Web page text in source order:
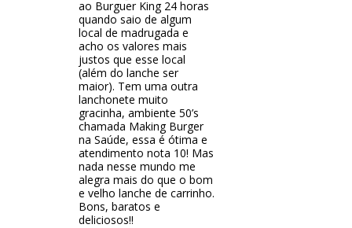
ao Burguer King 24 horas
quando saio de algum
local de madrugada e
acho os valores mais
justos que esse local
(além do lanche ser
maior). Tem uma outra
lanchonete muito
gracinha, ambiente 50’s
chamada Making Burger
na Saúde, essa é ótima e
atendimento nota 10! Mas
nada nesse mundo me
alegra mais do que o bom
e velho lanche de carrinho.
Bons, baratos e
deliciosos!!